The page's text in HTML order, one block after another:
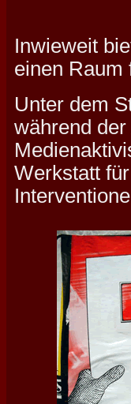
Inwieweit
einen Raum
Unter dem
während
Werkstatt